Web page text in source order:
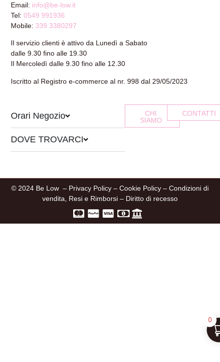
Email: info@be-low.it
Tel:0549 991936
Mobile: 339 3380297
Il servizio clienti è attivo da Lunedì a Sabato
dalle 9.30 fino alle 19.30
Il Mercoledì dalle 9.30 fino alle 12.30
Iscritto al Registro e-commerce al nr. 998 dal 29/05/2023
Orari Negozio
DOVE TROVARCI
CHI
SIAMO
CONTATTI
© 2024 Be Low – Privacy Policy – Cookie Policy – Condizioni di
vendita, Resi e Rimborsi – Diritto di recesso
0